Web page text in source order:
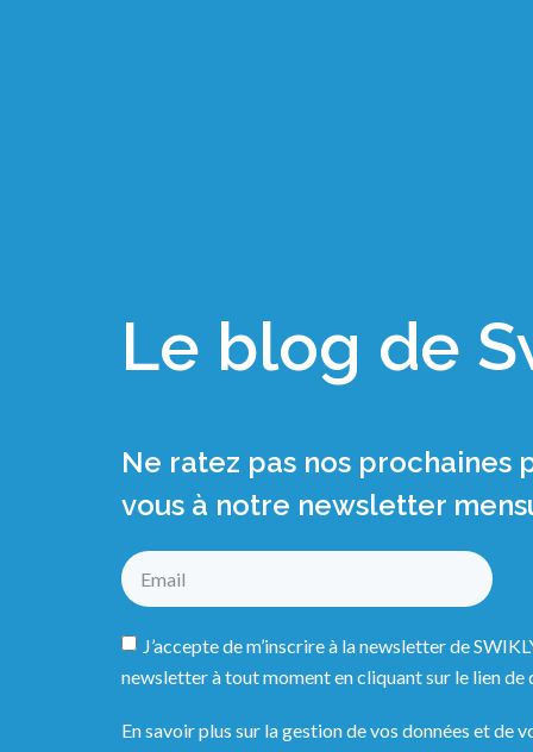
Le blog de
Ne ratez pas nos prochaines
vous à notre newsletter
J’accepte de m’inscrire à la newsletter de
newsletter à tout moment en cliquant sur le lien
En savoir plus sur la gestion de vos données et de